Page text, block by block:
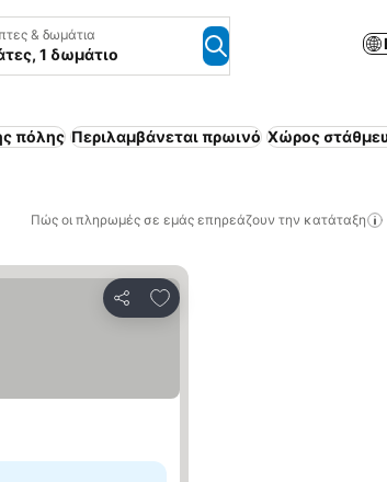
& δωμάτια
1 δωμάτιο
πόλης Περιλαμβάνεται πρωινό Χώρος
Πώς οι πληρωμές σε εμάς επηρεάζουν την κατάταξη
Κοινοποίηση
Προσθήκη στα αγαπημένα